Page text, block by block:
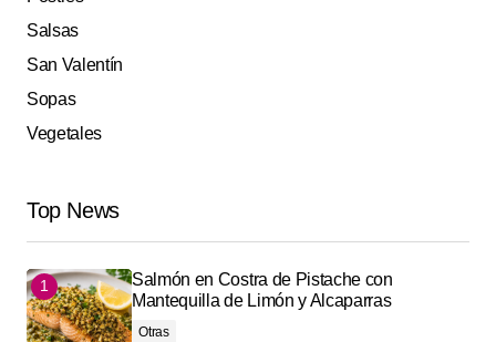
Salsas
San Valentín
Sopas
Vegetales
Top News
Salmón en Costra de Pistache con
Mantequilla de Limón y Alcaparras
Otras